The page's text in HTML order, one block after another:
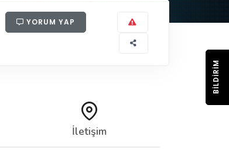
YORUM YAP
İletişim
BILDIRIM